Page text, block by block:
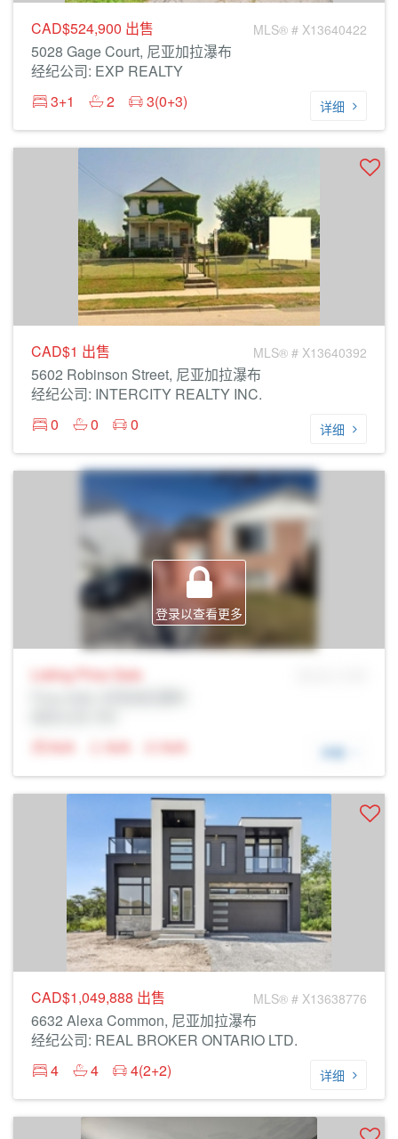
CAD$524,900 出售 MLS® # X13640422
5028 Gage Court, 尼亚加拉瀑布
经纪公司: EXP REALTY
3+1
2 3(0+3) 详细
CAD$1 出售 MLS® # X13640392
5602 Robinson Street, 尼亚加拉瀑布
经纪公司: INTERCITY REALTY INC.
0
0 0 详细
登录以查看更多
Listing Price Sale
N/A
N/A N/A 详细
CAD$1,049,888 出售 MLS® # X13638776
6632 Alexa Common, 尼亚加拉瀑布
经纪公司: REAL BROKER ONTARIO LTD.
4
4 4(2+2) 详细